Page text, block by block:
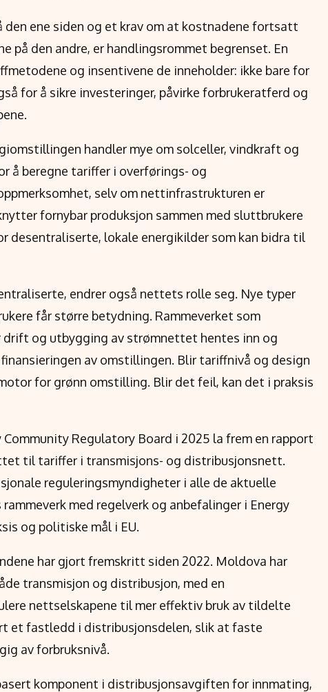
den ene siden og et krav om at kostnadene fortsatt
på den andre, er handlingsrommet begrenset. En
og insentivene de inneholder: ikke bare for
for å sikre investeringer, påvirke forbrukeratferd og
handler mye om solceller, vindkraft og
å beregne tariffer i overførings- og
selv om nettinfrastrukturen er
fornybar produksjon sammen med sluttbrukere
desentraliserte, lokale energikilder som kan bidra til
endrer også nettets rolle seg. Nye typer
får større betydning. Rammeverket som
drift og utbygging av strømnettet hentes inn og
av omstillingen. Blir tariffnivå og design
for grønn omstilling. Blir det feil, kan det i praksis
Regulatory Board i 2025 la frem en rapport
til tariffer i transmisjons- og distribusjonsnett.
reguleringsmyndigheter i alle de aktuelle
med regelverk og anbefalinger i Energy
og politiske mål i EU.
har gjort fremskritt siden 2022. Moldova har
transmisjon og distribusjon, med en
nettselskapene til mer effektiv bruk av tildelte
et fastledd i distribusjonsdelen, slik at faste
av forbruksnivå.
komponent i distribusjonsavgiften for innmating,